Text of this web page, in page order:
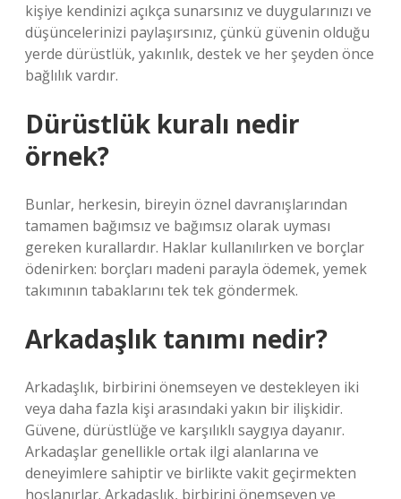
kişiye kendinizi açıkça sunarsınız ve duygularınızı ve
düşüncelerinizi paylaşırsınız, çünkü güvenin olduğu
yerde dürüstlük, yakınlık, destek ve her şeyden önce
bağlılık vardır.
Dürüstlük kuralı nedir
örnek?
Bunlar, herkesin, bireyin öznel davranışlarından
tamamen bağımsız ve bağımsız olarak uyması
gereken kurallardır. Haklar kullanılırken ve borçlar
ödenirken: borçları madeni parayla ödemek, yemek
takımının tabaklarını tek tek göndermek.
Arkadaşlık tanımı nedir?
Arkadaşlık, birbirini önemseyen ve destekleyen iki
veya daha fazla kişi arasındaki yakın bir ilişkidir.
Güvene, dürüstlüğe ve karşılıklı saygıya dayanır.
Arkadaşlar genellikle ortak ilgi alanlarına ve
deneyimlere sahiptir ve birlikte vakit geçirmekten
hoşlanırlar. Arkadaşlık, birbirini önemseyen ve